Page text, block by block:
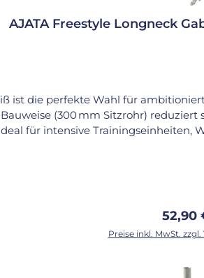
AJATA Freestyle Longneck
ist die perfekte Wahl für
(300 mm Sitzrohr)
für intensive Trainingseinheiten,
52,90
Preise inkl. MwSt.